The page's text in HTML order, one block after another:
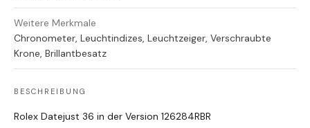
Weitere Merkmale
Chronometer, Leuchtindizes, Leuchtzeiger, Verschraubte
Krone, Brillantbesatz
BESCHREIBUNG
Rolex Datejust 36 in der Version 126284RBR